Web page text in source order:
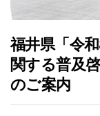
福井県「令
関する普及
のご案内